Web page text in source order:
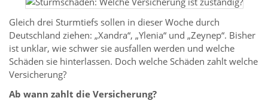
Gleich drei Sturmtiefs sollen in dieser Woche durch
Deutschland ziehen: „Xandra“, „Ylenia“ und „Zeynep“. Bisher
ist unklar, wie schwer sie ausfallen werden und welche
Schäden sie hinterlassen. Doch welche Schäden zahlt welche
Versicherung?
Ab wann zahlt die Versicherung?